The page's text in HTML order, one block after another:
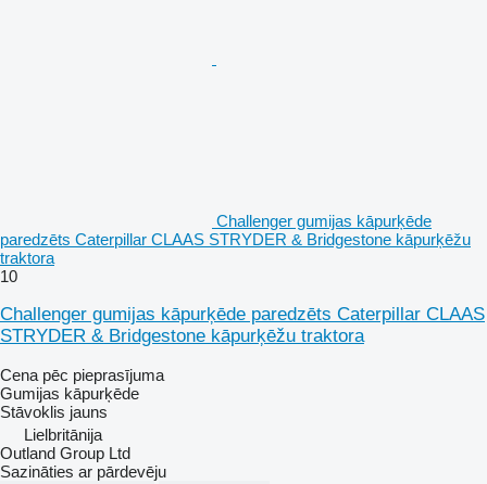
Challenger gumijas kāpurķēde
paredzēts Caterpillar CLAAS STRYDER & Bridgestone kāpurķēžu
traktora
10
Challenger gumijas kāpurķēde paredzēts Caterpillar CLAAS
STRYDER & Bridgestone kāpurķēžu traktora
Cena pēc pieprasījuma
Gumijas kāpurķēde
Stāvoklis jauns
Lielbritānija
Outland Group Ltd
Sazināties ar pārdevēju